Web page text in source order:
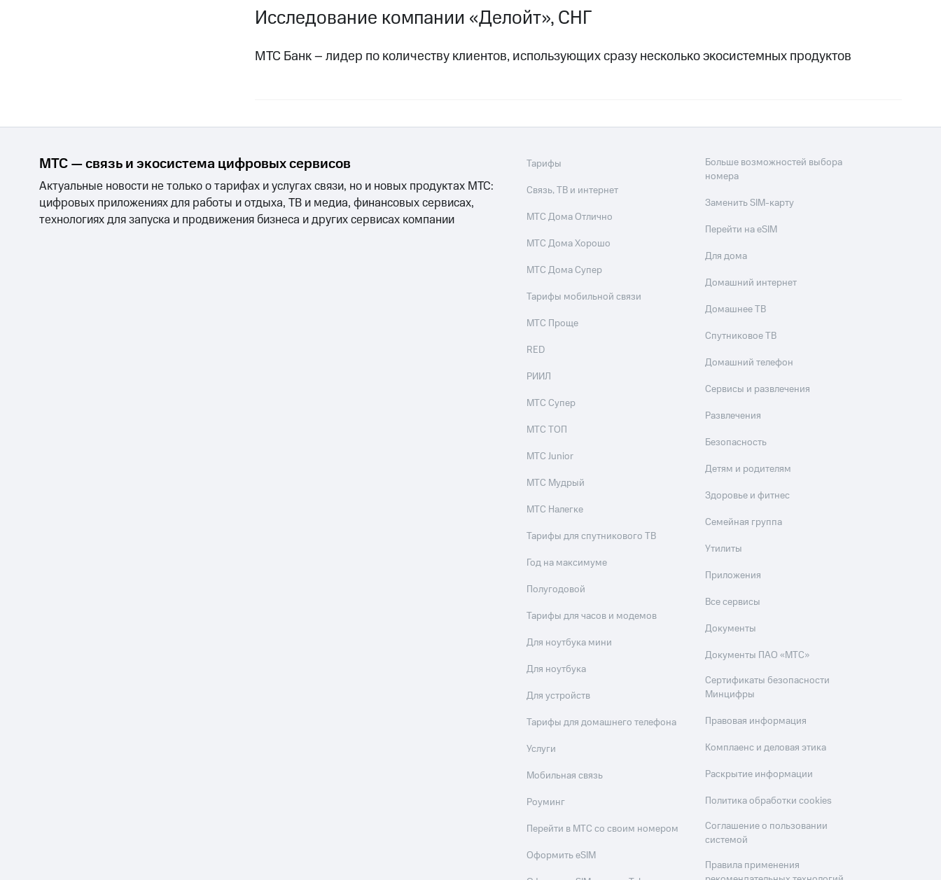
Исследование компании «Делойт», СНГ
МТС Банк – лидер по количеству клиентов, использующих сразу несколько экосистемных продуктов
МТС — связь и экосистема цифровых сервисов
Актуальные новости не только о тарифах и услугах связи, но и новых продуктах МТС:
цифровых приложениях для работы и отдыха, ТВ и медиа, финансовых сервисах,
технологиях для запуска и продвижения бизнеса и других сервисах компании
Тарифы
Связь, ТВ и интернет
МТС Дома Отлично
МТС Дома Хорошо
МТС Дома Супер
Тарифы мобильной связи
МТС Проще
RED
РИИЛ
МТС Супер
МТС ТОП
МТС Junior
МТС Мудрый
МТС Налегке
Тарифы для спутникового ТВ
Год на максимуме
Полугодовой
Тарифы для часов и модемов
Для ноутбука мини
Для ноутбука
Для устройств
Тарифы для домашнего телефона
Услуги
Мобильная связь
Роуминг
Перейти в МТС со своим номером
Оформить eSIM
Больше возможностей выбора
номера
Заменить SIM-карту
Перейти на eSIM
Для дома
Домашний интернет
Домашнее ТВ
Спутниковое ТВ
Домашний телефон
Сервисы и развлечения
Развлечения
Безопасность
Детям и родителям
Здоровье и фитнес
Семейная группа
Утилиты
Приложения
Все сервисы
Документы
Документы ПАО «МТС»
Сертификаты безопасности
Минцифры
Правовая информация
Комплаенс и деловая этика
Раскрытие информации
Политика обработки cookies
Соглашение о пользовании
системой
Правила применения